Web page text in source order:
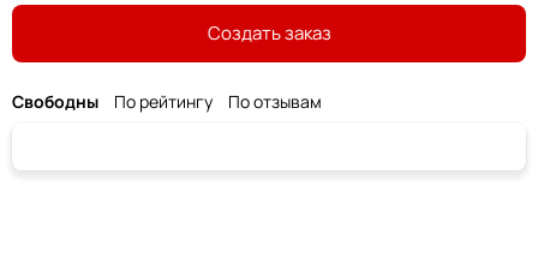
Создать заказ
Свободны По рейтингу По отзывам